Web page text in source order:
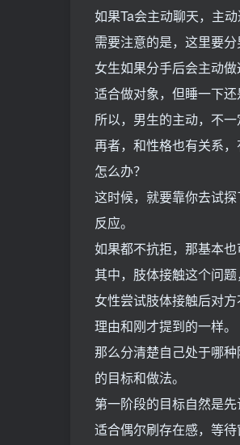
如果Ta会主动聊天，主
需要注意的是，这里要分
女生如果分手后会主动
适合做对象，但睡一下还
所以，男生的主动，不一
再者，和性格也有关系，
怎么办？
这时候，就要靠你去试
反应。
如果都不抗拒，那基本也
其中，肢体接触这个问题
女性尝试肢体接触后对
理由和刚才提到的一样。
那么分清楚自己处于哪
的目标和做法。
第一阶段的目标自然是
适合偶尔刷存在感，等